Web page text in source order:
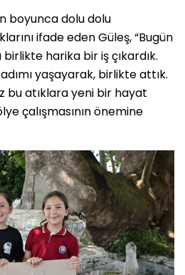
boyunca dolu dolu
ifade eden Güleş, “Bugün
harika bir iş çıkardık.
yaşayarak, birlikte attık.
bu atıklara yeni bir hayat
çalışmasının önemine